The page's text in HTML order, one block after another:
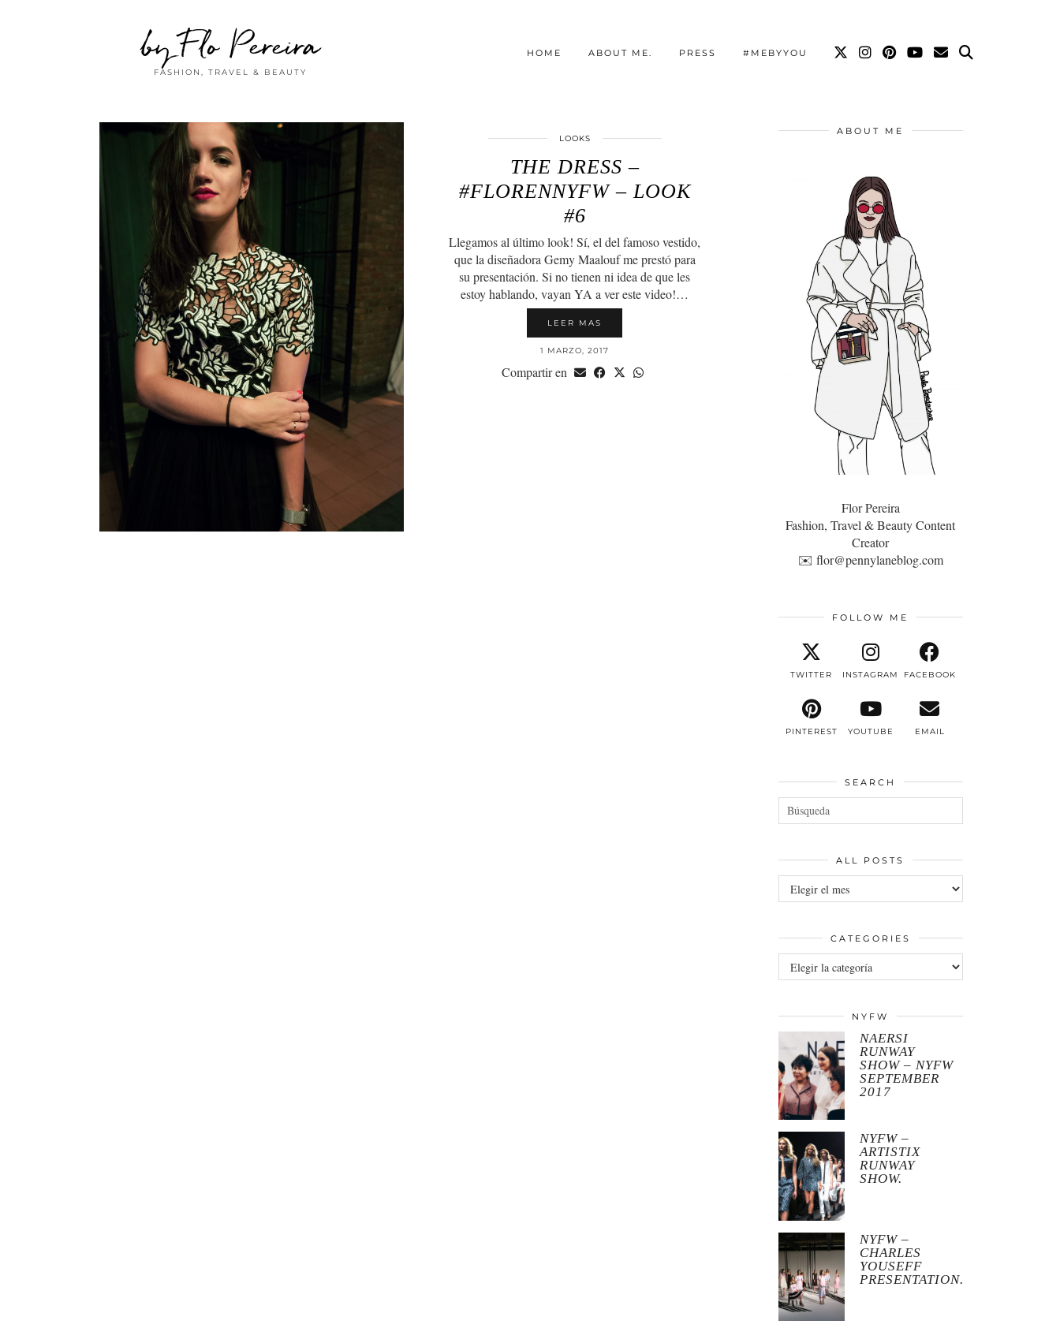
by Flo Pereira
FASHION, TRAVEL & BEAUTY
HOME ABOUT ME. PRESS #MEBYYOU
LOOKS
THE DRESS –
#FLORENNYFW – LOOK
#6
Llegamos al último look! Sí, el del famoso vestido,
que la diseñadora Gemy Maalouf me prestó para
su presentación. Si no tienen ni idea de que les
estoy hablando, vayan YA a ver este video!…
LEER MAS
1 MARZO, 2017
Compartir en
ABOUT ME
Flor Pereira
Fashion, Travel & Beauty Content
Creator
✉️ flor@pennylaneblog.com
FOLLOW ME
TWITTER INSTAGRAM FACEBOOK
PINTEREST YOUTUBE EMAIL
SEARCH
ALL POSTS
All
posts
CATEGORIES
Categories
NYFW
NAERSI
RUNWAY
SHOW – NYFW
SEPTEMBER
2017
NYFW –
ARTISTIX
RUNWAY
SHOW.
NYFW –
CHARLES
YOUSEFF
PRESENTATION.